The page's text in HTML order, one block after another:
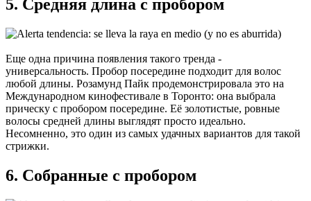
5. Средняя длина с пробором
Еще одна причина появления такого тренда -
универсальность. Пробор посередине подходит для волос
любой длины. Розамунд Пайк продемонстрировала это на
Международном кинофестивале в Торонто: она выбрала
прическу с пробором посередине. Её золотистые, ровные
волосы средней длины выглядят просто идеально.
Несомненно, это один из самых удачных вариантов для такой
стрижки.
6. Собранные с пробором